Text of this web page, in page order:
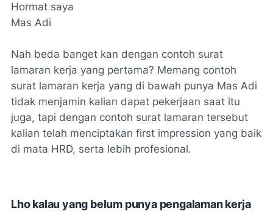
Hormat saya
Mas Adi
Nah beda banget kan dengan contoh surat
lamaran kerja yang pertama? Memang contoh
surat lamaran kerja yang di bawah punya Mas Adi
tidak menjamin kalian dapat pekerjaan saat itu
juga, tapi dengan contoh surat lamaran tersebut
kalian telah menciptakan first impression yang baik
di mata HRD, serta lebih profesional.
Lho kalau yang belum punya pengalaman kerja